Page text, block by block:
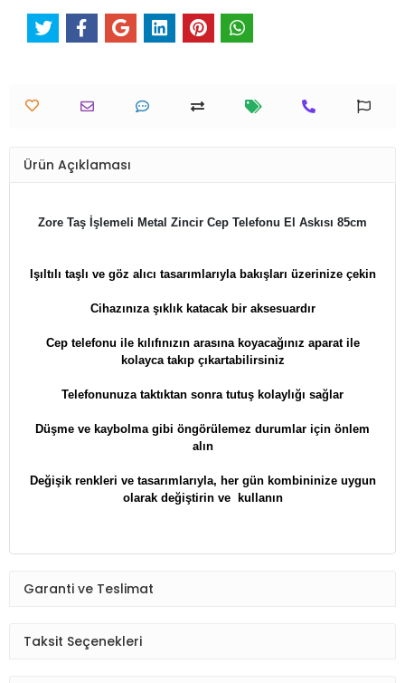
Ürün Açıklaması
Zore Taş İşlemeli Metal Zincir Cep Telefonu El Askısı 85cm
Işıltılı taşlı ve göz alıcı tasarımlarıyla bakışları üzerinize çekin
Cihazınıza şıklık katacak bir aksesuardır
Cep telefonu ile kılıfınızın arasına koyacağınız aparat ile
kolayca takıp çıkartabilirsiniz
Telefonunuza taktıktan sonra tutuş kolaylığı sağlar
Düşme ve kaybolma gibi öngörülemez durumlar için önlem
alın
Değişik renkleri ve tasarımlarıyla, her gün kombininize uygun
olarak değiştirin ve kullanın
Garanti ve Teslimat
Taksit Seçenekleri